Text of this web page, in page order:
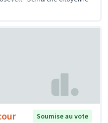
Soumise au vote